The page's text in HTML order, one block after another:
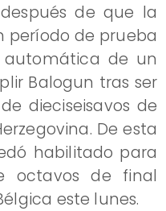
de que la
período de prueba
de un
Balogun tras ser
dieciseisavos de
De esta
habilitado para
octavos de final
este lunes.